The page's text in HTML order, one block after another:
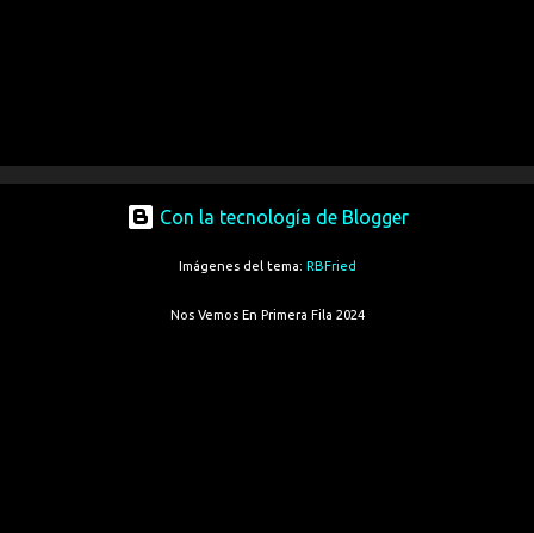
Con la tecnología de Blogger
Imágenes del tema: RBFried
Nos Vemos En Primera Fila 2024